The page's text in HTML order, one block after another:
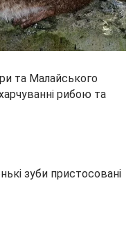
та Малайського
рибою та
зуби пристосовані